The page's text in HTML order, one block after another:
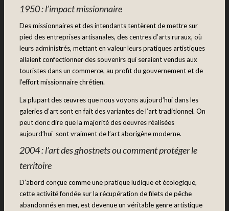
1950 : l’impact missionnaire
Des missionnaires et des intendants tentèrent de mettre sur
pied des entreprises artisanales, des centres d’arts ruraux, où
leurs administrés, mettant en valeur leurs pratiques artistiques
allaient confectionner des souvenirs qui seraient vendus aux
touristes dans un commerce, au profit du gouvernement et de
l’effort missionnaire chrétien.
La plupart des œuvres que nous voyons aujourd’hui dans les
galeries d’art sont en fait des variantes de l’art traditionnel. On
peut donc dire que la majorité des oeuvres réalisées
aujourd’hui sont vraiment de l’art aborigène moderne.
2004 : l’art des ghostnets ou comment protéger le
territoire
D’abord conçue comme une pratique ludique et écologique,
cette activité fondée sur la récupération de filets de pêche
abandonnés en mer, est devenue un véritable genre artistique